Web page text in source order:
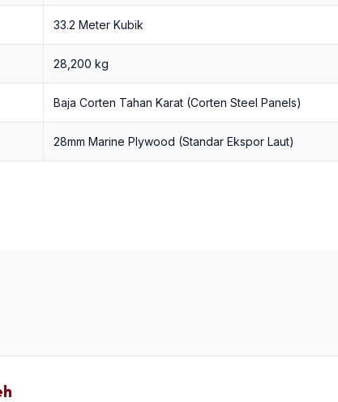
33.2 Meter Kubik
28,200 kg
Baja Corten Tahan Karat (Corten Steel Panels)
28mm Marine Plywood (Standar Ekspor Laut)